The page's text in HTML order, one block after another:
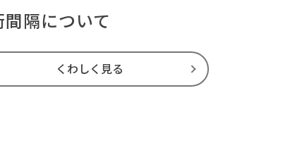
間隔について
くわしく見る